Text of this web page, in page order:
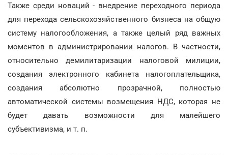
Также среди новаций - внедрение переходного периода
для перехода сельскохозяйственного бизнеса на общую
систему налогообложения, а также целый ряд важных
моментов в администрировании налогов. В частности,
относительно демилитаризации налоговой милиции,
создания электронного кабинета налогоплательщика,
создания абсолютно прозрачной, полностью
автоматической системы возмещения НДС, которая не
будет давать возможности для малейшего
субъективизма, и т. п.